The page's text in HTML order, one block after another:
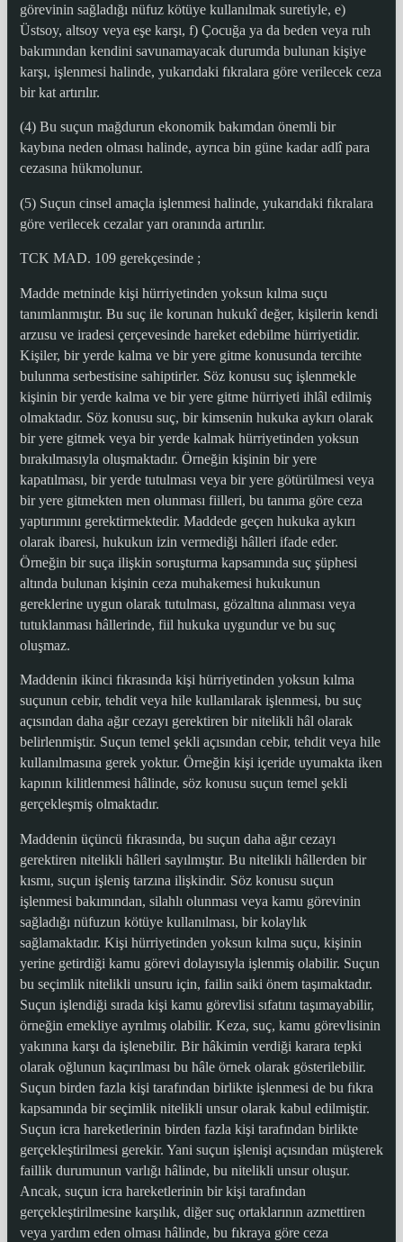
görevinin sağladığı nüfuz kötüye kullanılmak suretiyle, e)
Üstsoy, altsoy veya eşe karşı, f) Çocuğa ya da beden veya ruh
bakımından kendini savunamayacak durumda bulunan kişiye
karşı, işlenmesi halinde, yukarıdaki fıkralara göre verilecek ceza
bir kat artırılır.
(4) Bu suçun mağdurun ekonomik bakımdan önemli bir
kaybına neden olması halinde, ayrıca bin güne kadar adlî para
cezasına hükmolunur.
(5) Suçun cinsel amaçla işlenmesi halinde, yukarıdaki fıkralara
göre verilecek cezalar yarı oranında artırılır.
TCK MAD. 109 gerekçesinde ;
Madde metninde kişi hürriyetinden yoksun kılma suçu
tanımlanmıştır. Bu suç ile korunan hukukî değer, kişilerin kendi
arzusu ve iradesi çerçevesinde hareket edebilme hürriyetidir.
Kişiler, bir yerde kalma ve bir yere gitme konusunda tercihte
bulunma serbestisine sahiptirler. Söz konusu suç işlenmekle
kişinin bir yerde kalma ve bir yere gitme hürriyeti ihlâl edilmiş
olmaktadır. Söz konusu suç, bir kimsenin hukuka aykırı olarak
bir yere gitmek veya bir yerde kalmak hürriyetinden yoksun
bırakılmasıyla oluşmaktadır. Örneğin kişinin bir yere
kapatılması, bir yerde tutulması veya bir yere götürülmesi veya
bir yere gitmekten men olunması fiilleri, bu tanıma göre ceza
yaptırımını gerektirmektedir. Maddede geçen hukuka aykırı
olarak ibaresi, hukukun izin vermediği hâlleri ifade eder.
Örneğin bir suça ilişkin soruşturma kapsamında suç şüphesi
altında bulunan kişinin ceza muhakemesi hukukunun
gereklerine uygun olarak tutulması, gözaltına alınması veya
tutuklanması hâllerinde, fiil hukuka uygundur ve bu suç
oluşmaz.
Maddenin ikinci fıkrasında kişi hürriyetinden yoksun kılma
suçunun cebir, tehdit veya hile kullanılarak işlenmesi, bu suç
açısından daha ağır cezayı gerektiren bir nitelikli hâl olarak
belirlenmiştir. Suçun temel şekli açısından cebir, tehdit veya hile
kullanılmasına gerek yoktur. Örneğin kişi içeride uyumakta iken
kapının kilitlenmesi hâlinde, söz konusu suçun temel şekli
gerçekleşmiş olmaktadır.
Maddenin üçüncü fıkrasında, bu suçun daha ağır cezayı
gerektiren nitelikli hâlleri sayılmıştır. Bu nitelikli hâllerden bir
kısmı, suçun işleniş tarzına ilişkindir. Söz konusu suçun
işlenmesi bakımından, silahlı olunması veya kamu görevinin
sağladığı nüfuzun kötüye kullanılması, bir kolaylık
sağlamaktadır. Kişi hürriyetinden yoksun kılma suçu, kişinin
yerine getirdiği kamu görevi dolayısıyla işlenmiş olabilir. Suçun
bu seçimlik nitelikli unsuru için, failin saiki önem taşımaktadır.
Suçun işlendiği sırada kişi kamu görevlisi sıfatını taşımayabilir,
örneğin emekliye ayrılmış olabilir. Keza, suç, kamu görevlisinin
yakınına karşı da işlenebilir. Bir hâkimin verdiği karara tepki
olarak oğlunun kaçırılması bu hâle örnek olarak gösterilebilir.
Suçun birden fazla kişi tarafından birlikte işlenmesi de bu fıkra
kapsamında bir seçimlik nitelikli unsur olarak kabul edilmiştir.
Suçun icra hareketlerinin birden fazla kişi tarafından birlikte
gerçekleştirilmesi gerekir. Yani suçun işlenişi açısından müşterek
faillik durumunun varlığı hâlinde, bu nitelikli unsur oluşur.
Ancak, suçun icra hareketlerinin bir kişi tarafından
gerçekleştirilmesine karşılık, diğer suç ortaklarının azmettiren
veya yardım eden olması hâlinde, bu fıkraya göre ceza